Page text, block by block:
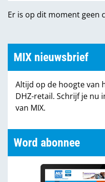
Word abonnee
Er is op dit moment geen
MIX nieuwsbrief
Altijd op de hoogte van
DHZ-retail. Schrijf je nu
van MIX.
Word abonnee